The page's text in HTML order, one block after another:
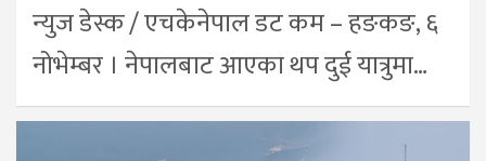
न्युज डेस्क / एचकेनेपाल डट कम – हङकङ, ६
नोभेम्बर । नेपालबाट आएका थप दुई यात्रुमा…